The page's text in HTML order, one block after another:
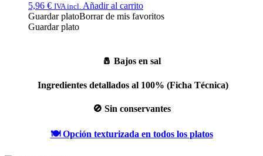
5,96 € IVA incl. Añadir al carrito
Guardar platoBorrar de mis favoritos
Guardar plato
🧂 Bajos en sal
Ingredientes detallados al 100% (Ficha Técnica)
🚫 Sin conservantes
🍽️Opción texturizada en todos los platos